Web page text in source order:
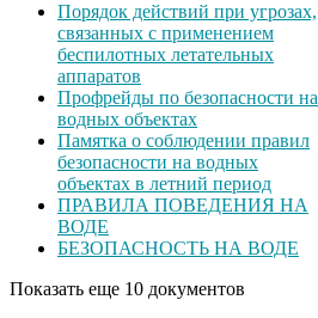
Порядок действий при угрозах,
связанных с применением
беспилотных летательных
аппаратов
Профрейды по безопасности на
водных объектах
Памятка о соблюдении правил
безопасности на водных
объектах в летний период
ПРАВИЛА ПОВЕДЕНИЯ НА
ВОДЕ
БЕЗОПАСНОСТЬ НА ВОДЕ
Показать еще 10 документов